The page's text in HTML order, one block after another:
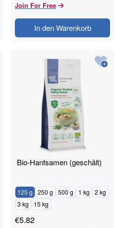
Join For Free
In den Warenkorb
Bio-Hanfsamen (geschält)
125 g 250 g 500 g 1 kg
2 kg
3 kg
15 kg
€5.82